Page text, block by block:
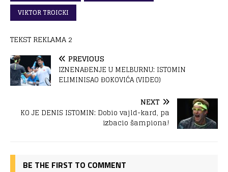
VIKTOR TROICKI
TEKST REKLAMA 2
PREVIOUS
IZNENAĐENJE U MELBURNU: ISTOMIN
ELIMINISAO ĐOKOVIĆA (VIDEO)
NEXT
KO JE DENIS ISTOMIN: Dobio vajld-kard, pa
izbacio šampiona!
BE THE FIRST TO COMMENT